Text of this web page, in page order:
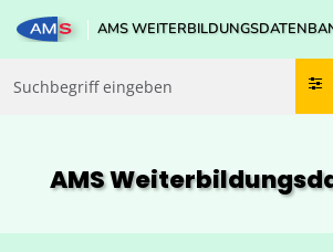
Zum
Zum
Zur
Zur
AMS
AMS